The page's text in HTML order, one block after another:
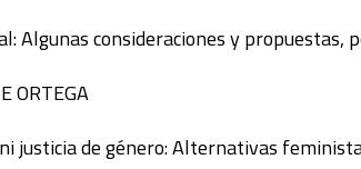
consideraciones y propuestas,
ORTEGA
justicia de género: Alternativas